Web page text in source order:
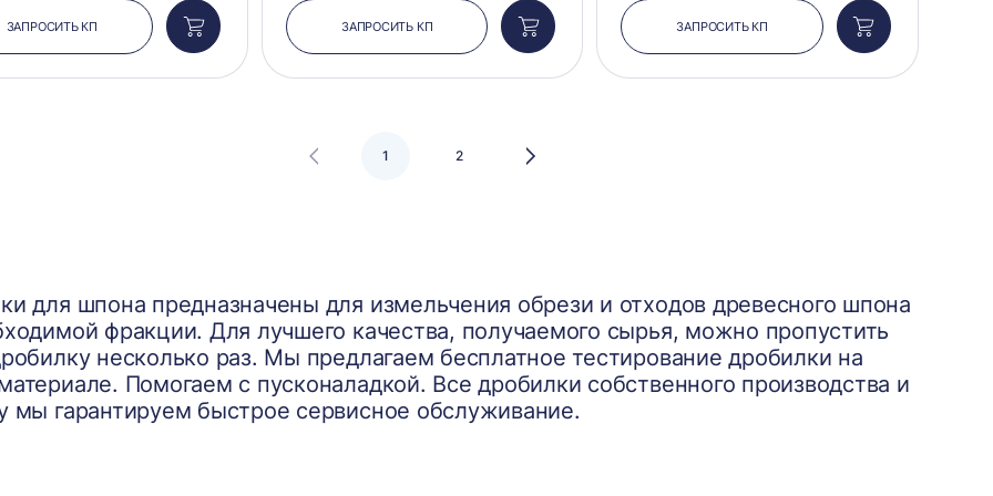
ЗАПРОСИТЬ КП
Добавить
в
корзину
ЗАПРОСИТЬ КП
Добавить
в
корзину
ЗАПРОСИТЬ КП
Добавить
в
корзину
1 2
Следующая
для шпона предназначены для измельчения обрези и отходов древесного шпона
фракции. Для лучшего качества, получаемого сырья, можно пропустить
несколько раз. Мы предлагаем бесплатное тестирование дробилки на
Помогаем с пусконаладкой. Все дробилки собственного производства и
мы гарантируем быстрое сервисное обслуживание.